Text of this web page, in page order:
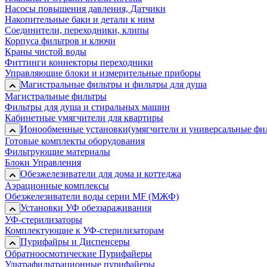
Насосы повышения давления, Датчики
Накопительные баки и детали к ним
Соединители, переходники, клипы
Корпуса фильтров и ключи
Краны чистой воды
Фиттинги коннекторы переходники
Управляющие блоки и измерительные приборы
Магистральные фильтры и фильтры для душа
Магистральные фильтры
Фильтры для душа и стиральных машин
Кабинетные умягчители для квартиры
Ионообменные установки(умягчители и универсальные
Готовые комплекты оборудования
Фильтрующие материалы
Блоки Управления
Обезжелезиватели для дома и коттеджа
Аэрационные комплексы
Обезжелезиватели воды серии MF (МЖФ)
Установки УФ обеззараживания
УФ-стерилизаторы
Комплектующие к УФ-стерилизаторам
Пурифайры и Диспенсеры
Обратноосмотические Пурифайеры
Ультрафильтрационные пурифайеры